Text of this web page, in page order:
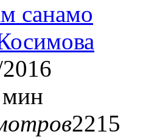
санамо
2215